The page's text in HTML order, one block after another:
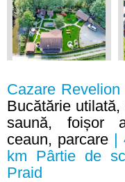
Cazare
Bucătărie
saună, foișor
ceaun, parcare |
km Pârtie de
Praid